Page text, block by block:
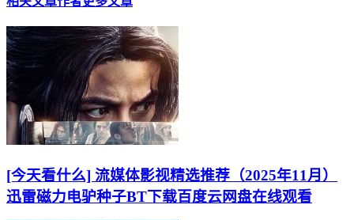
[今天看什么] 流媒体影视精选推荐（2025年11月）
迅雷磁力电驴种子BT下载百度云网盘在线观看